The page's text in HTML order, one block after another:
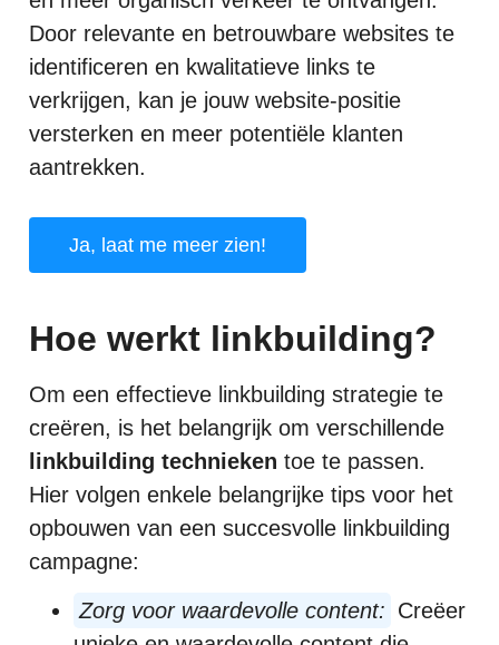
Door relevante en betrouwbare websites te
identificeren en kwalitatieve links te
verkrijgen, kan je jouw website-positie
versterken en meer potentiële klanten
aantrekken.
Ja, laat me meer zien!
Hoe werkt linkbuilding?
Om een effectieve linkbuilding strategie te
creëren, is het belangrijk om verschillende
linkbuilding technieken toe te passen.
Hier volgen enkele belangrijke tips voor het
opbouwen van een succesvolle linkbuilding
campagne:
Zorg voor waardevolle content: Creëer